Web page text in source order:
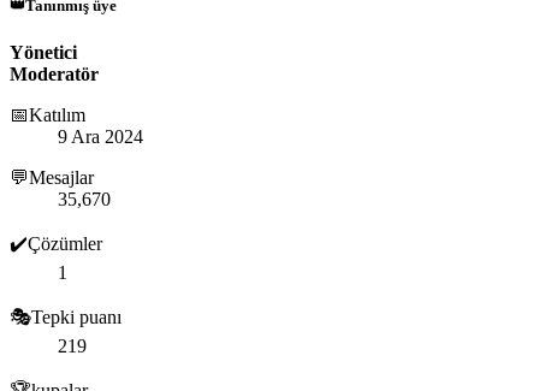
👑Tanınmış üye
Yönetici
Moderatör
📅Katılım
9 Ara 2024
💬Mesajlar
35,670
✔️Çözümler
1
🎭Tepki puanı
219